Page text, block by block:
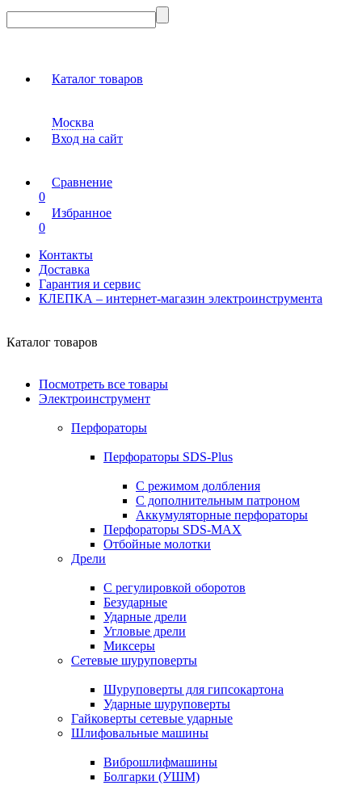
Каталог товаров
Москва
Вход на сайт
Сравнение
0
Избранное
0
Контакты
Доставка
Гарантия и сервис
КЛЕПКА – интернет-магазин электроинструмента
Каталог товаров
Посмотреть все товары
Электроинструмент
Перфораторы
Перфораторы SDS-Plus
С режимом долбления
С дополнительным патроном
Аккумуляторные перфораторы
Перфораторы SDS-MAX
Отбойные молотки
Дрели
С регулировкой оборотов
Безударные
Ударные дрели
Угловые дрели
Миксеры
Сетевые шуруповерты
Шуруповерты для гипсокартона
Ударные шуруповерты
Гайковерты сетевые ударные
Шлифовальные машины
Виброшлифмашины
Болгарки (УШМ)